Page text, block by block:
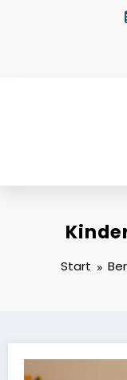
Start